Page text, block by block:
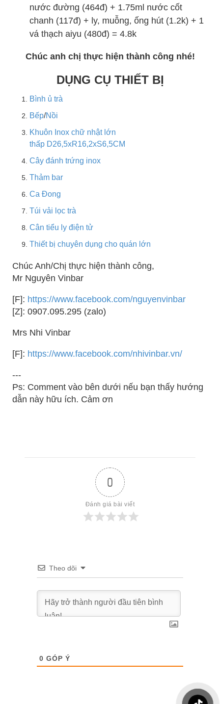
nước đường (464đ) + 1.75ml nước cốt
chanh (117đ) + ly, muỗng, ống hút (1.2k) + 1
vá thạch aiyu (480đ) = 4.8k
Chúc anh chị thực hiện thành công nhé!
DỤNG CỤ THIẾT BỊ
Bình ủ trà
Bếp/Nồi
Khuôn Inox chữ nhật lớn
thấp D26,5xR16,2xS6,5CM
Cây đánh trứng inox
Thảm bar
Ca Đong
Túi vải lọc trà
Cân tiểu ly điện tử
Thiết bị chuyên dụng cho quán lớn
Chúc Anh/Chị thực hiện thành công,
Mr Nguyên Vinbar
[F]: https://www.facebook.com/nguyenvinbar
[Z]: 0907.095.295 (zalo)
Mrs Nhi Vinbar
[F]: https://www.facebook.com/nhivinbar.vn/
---
Ps: Comment vào bên dưới nếu bạn thấy hướng
dẫn này hữu ích. Cảm ơn
0
Đánh giá bài viết
Theo dõi
0 GÓP Ý